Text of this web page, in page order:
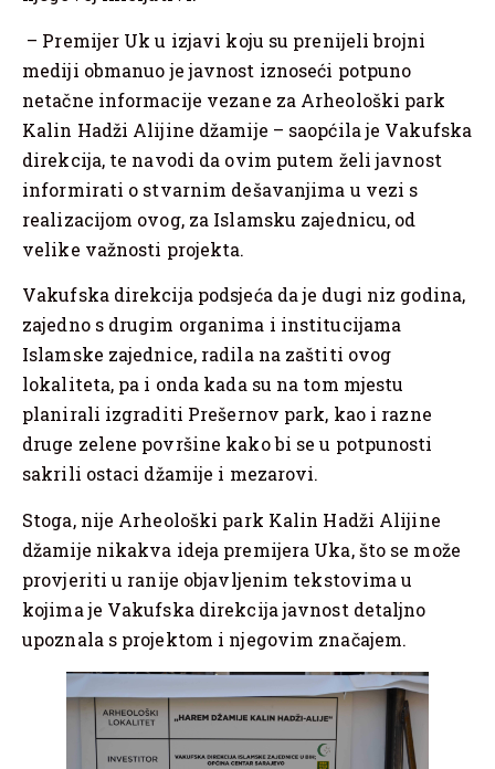
– Premijer Uk u izjavi koju su prenijeli brojni
mediji obmanuo je javnost iznoseći potpuno
netačne informacije vezane za Arheološki park
Kalin Hadži Alijine džamije – saopćila je Vakufska
direkcija, te navodi da ovim putem želi javnost
informirati o stvarnim dešavanjima u vezi s
realizacijom ovog, za Islamsku zajednicu, od
velike važnosti projekta.
Vakufska direkcija podsjeća da je dugi niz godina,
zajedno s drugim organima i institucijama
Islamske zajednice, radila na zaštiti ovog
lokaliteta, pa i onda kada su na tom mjestu
planirali izgraditi Prešernov park, kao i razne
druge zelene površine kako bi se u potpunosti
sakrili ostaci džamije i mezarovi.
Stoga, nije Arheološki park Kalin Hadži Alijine
džamije nikakva ideja premijera Uka, što se može
provjeriti u ranije objavljenim tekstovima u
kojima je Vakufska direkcija javnost detaljno
upoznala s projektom i njegovim značajem.